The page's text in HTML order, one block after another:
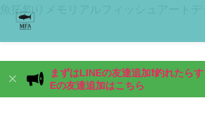
魚拓釣りメモリアルフィッシュアートデ
まずはLINEの友達追加❗️釣れたら
Eの友達追加はこちら